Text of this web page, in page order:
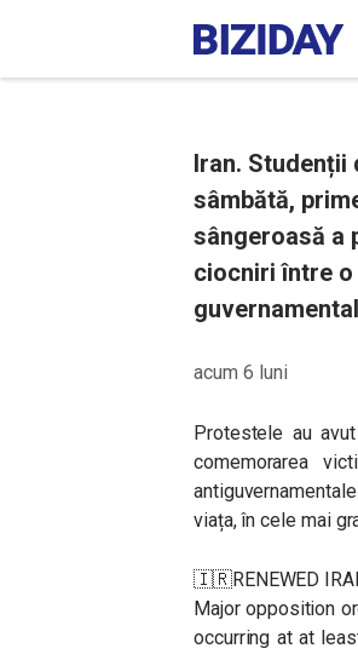
Iran. Studenții
sâmbătă,
sângeroasă a
ciocniri între
acum 6 luni
Protestele au
comemorarea
viața, în cele mai
🇮🇷RENEWED
Major opposition
occurring at at